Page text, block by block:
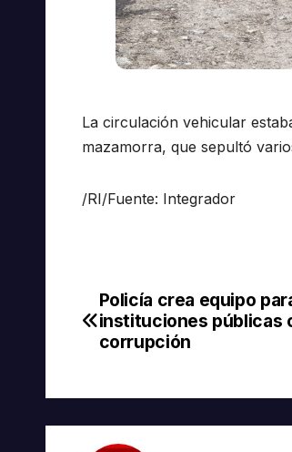
La circulación vehicular
mazamorra, que sepultó
/RI/Fuente: Integrador
Navegación
de
Policía crea equipo
instituciones públicas
corrupción